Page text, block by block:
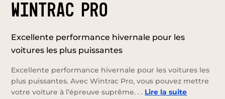
WINTRAC PRO
Excellente performance hivernale pour les
voitures les plus puissantes
Excellente performance hivernale pour les voitures les
plus puissantes. Avec Wintrac Pro, vous pouvez mettre
votre voiture à l’épreuve suprême. . . Lire la suite